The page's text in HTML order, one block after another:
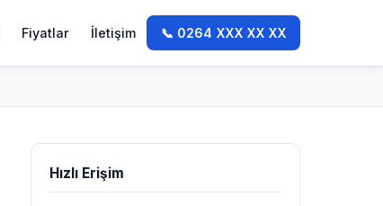
Fiyatlar İletişim 📞 0264 XXX XX XX
Hızlı Erişim